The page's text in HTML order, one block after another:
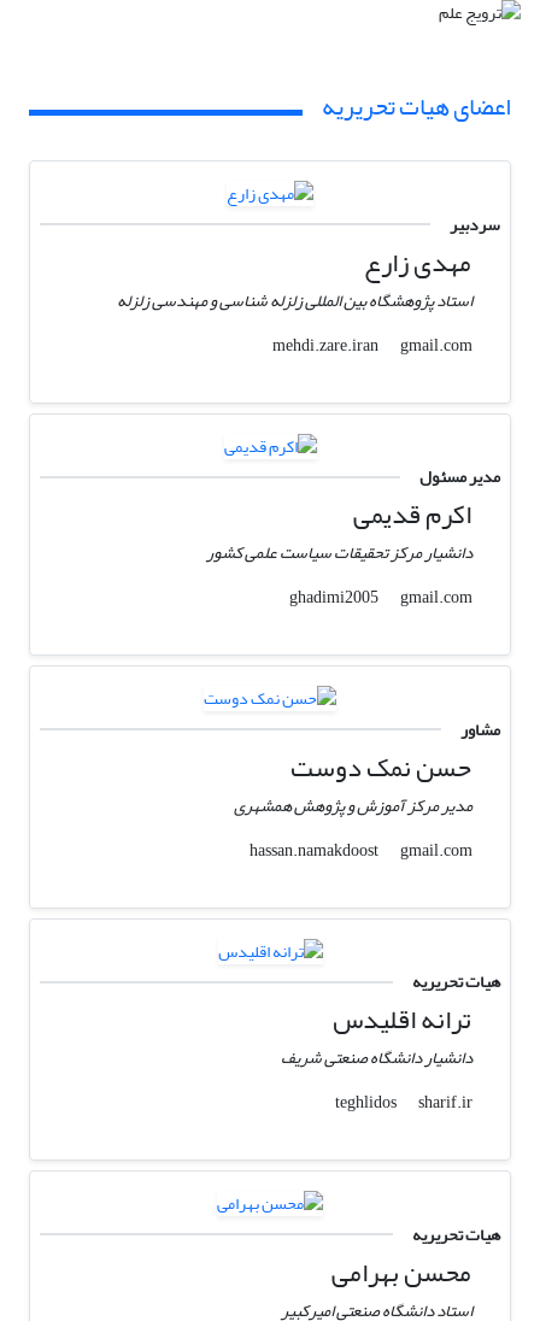
اعضای هیات تحریریه
سردبیر
مهدی زارع
استاد پژوهشگاه بین المللی زلزله شناسی و مهندسی زلزله
mehdi.zare.iran
gmail.com
مدیر مسئول
اکرم قدیمی
دانشیار مرکز تحقیقات سیاست علمی کشور
ghadimi2005
gmail.com
مشاور
حسن نمک دوست
مدیر مرکز آموزش و پژوهش همشهری
hassan.namakdoost
gmail.com
هیات تحریریه
ترانه اقلیدس
دانشیار دانشگاه صنعتی شریف
teghlidos
sharif.ir
هیات تحریریه
محسن بهرامی
استاد دانشگاه صنعتی امیرکبیر